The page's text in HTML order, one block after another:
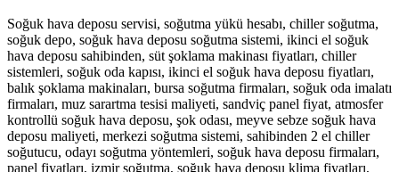
Soğuk hava deposu servisi, soğutma yükü hesabı, chiller soğutma,
soğuk depo, soğuk hava deposu soğutma sistemi, ikinci el soğuk
hava deposu sahibinden, süt şoklama makinası fiyatları, chiller
sistemleri, soğuk oda kapısı, ikinci el soğuk hava deposu fiyatları,
balık şoklama makinaları, bursa soğutma firmaları, soğuk oda imalatı
firmaları, muz sarartma tesisi maliyeti, sandviç panel fiyat, atmosfer
kontrollü soğuk hava deposu, şok odası, meyve sebze soğuk hava
deposu maliyeti, merkezi soğutma sistemi, sahibinden 2 el chiller
soğutucu, odayı soğutma yöntemleri, soğuk hava deposu firmaları,
panel fiyatları, izmir soğutma, soğuk hava deposu klima fiyatları,